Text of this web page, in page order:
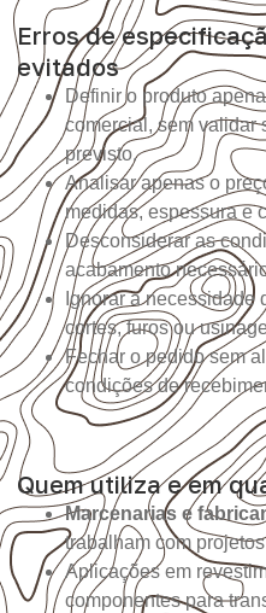
Erros de
evitados
Definir o produto
comercial, sem validar
previsto.
Analisar apenas o
medidas, espessura e
Desconsiderar as
acabamento
Ignorar a necessidade
cortes, furos ou
Fechar o pedido sem
condições de
Quem utiliza e em
Marcenarias e
trabalham com
Aplicações em
componentes para